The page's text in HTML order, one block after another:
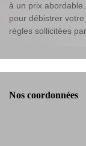
à un prix
pour débistrer
règles sollicitées par
Nos coordonnées